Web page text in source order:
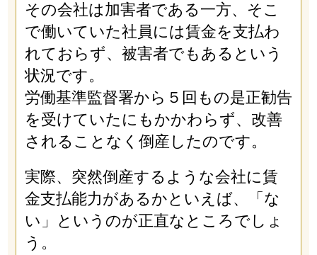
その会社は加害者である一方、そこ
で働いていた社員には賃金を支払わ
れておらず、被害者でもあるという
状況です。
労働基準監督署から５回もの是正勧告
を受けていたにもかかわらず、改善
されることなく倒産したのです。
実際、突然倒産するような会社に賃
金支払能力があるかといえば、「な
い」というのが正直なところでしょ
う。